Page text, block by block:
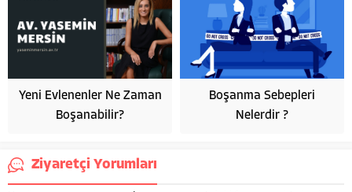
Yeni Evlenenler Ne Zaman
Boşanabilir?
Boşanma Sebepleri
Nelerdir ?
Ziyaretçi Yorumları